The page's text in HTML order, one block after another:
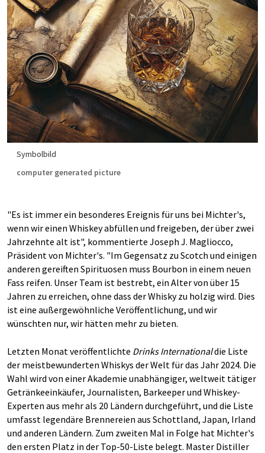
Symbolbild
computer generated picture
"Es ist immer ein besonderes Ereignis für uns bei Michter's,
wenn wir einen Whiskey abfüllen und freigeben, der über zwei
Jahrzehnte alt ist", kommentierte Joseph J. Magliocco,
Präsident von Michter's. "Im Gegensatz zu Scotch und einigen
anderen gereiften Spirituosen muss Bourbon in einem neuen
Fass reifen. Unser Team ist bestrebt, ein Alter von über 15
Jahren zu erreichen, ohne dass der Whisky zu holzig wird. Dies
ist eine außergewöhnliche Veröffentlichung, und wir
wünschten nur, wir hätten mehr zu bieten.
Letzten Monat veröffentlichte Drinks Internationaldie Liste
der meistbewunderten Whiskys der Welt für das Jahr 2024. Die
Wahl wird von einer Akademie unabhängiger, weltweit tätiger
Getränkeeinkäufer, Journalisten, Barkeeper und Whiskey-
Experten aus mehr als 20 Ländern durchgeführt, und die Liste
umfasst legendäre Brennereien aus Schottland, Japan, Irland
und anderen Ländern. Zum zweiten Mal in Folge hat Michter's
den ersten Platz in der Top-50-Liste belegt. Master Distiller